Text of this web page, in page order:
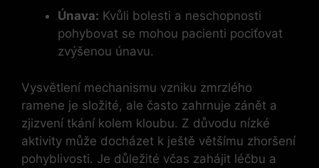
Únava: Kvůli bolesti a neschopnosti
pohybovat se mohou pacienti pociťovat
zvýšenou únavu.
Vysvětlení mechanismu vzniku zmrzlého
ramene je složité, ale často zahrnuje zánět a
zjizvení tkání kolem kloubu. Z důvodu nízké
aktivity může docházet k ještě většímu zhoršení
pohyblivosti. Je důležité včas zahájit léčbu a